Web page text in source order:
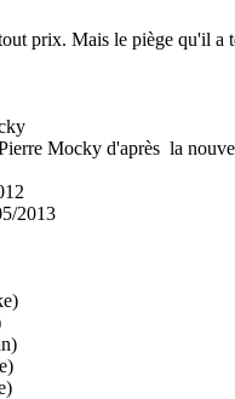
prix. Mais le piège qu'il a
Mocky d'après la
2013